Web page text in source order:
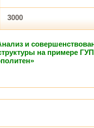
3000
и
на примере ГУП